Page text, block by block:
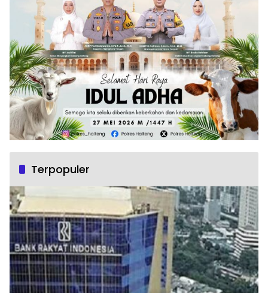
Terpopuler